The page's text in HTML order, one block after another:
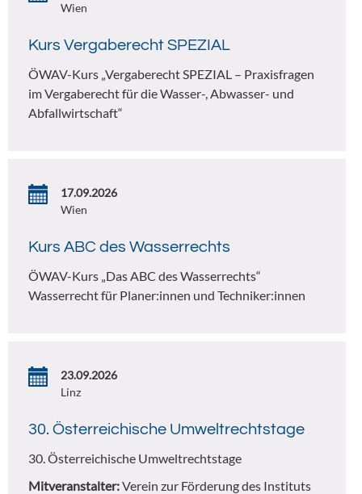
Wien
Kurs Vergaberecht SPEZIAL
ÖWAV-Kurs „Vergaberecht SPEZIAL – Praxisfragen
im Vergaberecht für die Wasser-, Abwasser- und
Abfallwirtschaft“
17.09.2026
Wien
Kurs ABC des Wasserrechts
ÖWAV-Kurs „Das ABC des Wasserrechts“
Wasserrecht für Planer:innen und Techniker:innen
23.09.2026
Linz
30. Österreichische Umweltrechtstage
30. Österreichische Umweltrechtstage
Mitveranstalter:Verein zur Förderung des Instituts